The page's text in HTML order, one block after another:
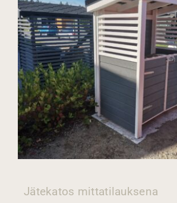
Jätekatos mittatilauksena